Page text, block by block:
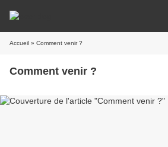
Accueil » Comment venir ?
Comment venir ?